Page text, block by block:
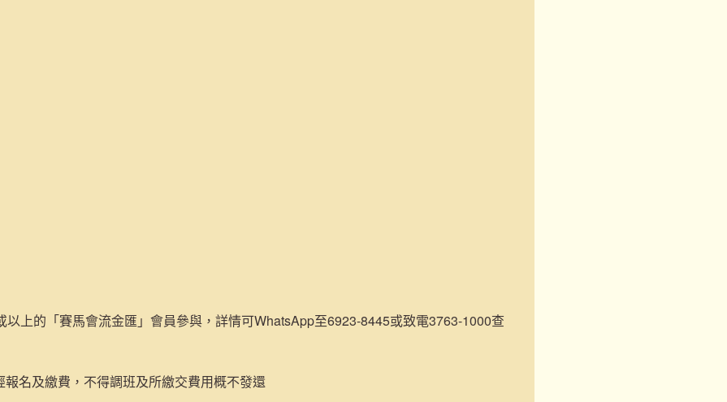
以上的「賽馬會流金匯」會員參與，詳情可WhatsApp至6923-8445或致電3763-1000查
報名及繳費，不得調班及所繳交費用概不發還